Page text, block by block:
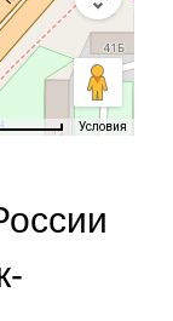
Условия